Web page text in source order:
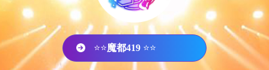
⭐⭐魔都419 ⭐⭐